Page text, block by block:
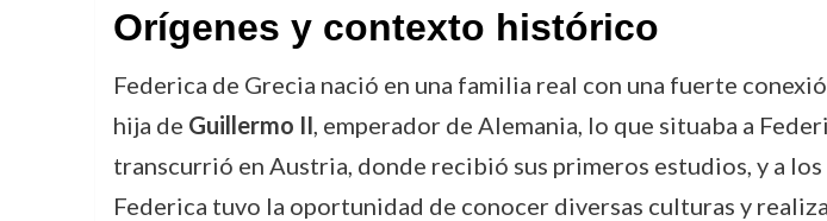
Orígenes y contexto histórico
Federica de Grecia nació en una familia real con una fuerte
hija de Guillermo II, emperador de Alemania, lo que situaba a
transcurrió en Austria, donde recibió sus primeros estudios, y a
Federica tuvo la oportunidad de conocer diversas culturas y